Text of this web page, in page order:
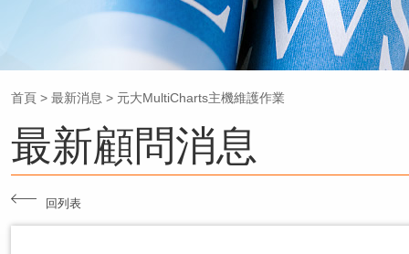
首頁 > 最新消息 > 元大MultiCharts主機維護作業
最新顧問消息
回列表